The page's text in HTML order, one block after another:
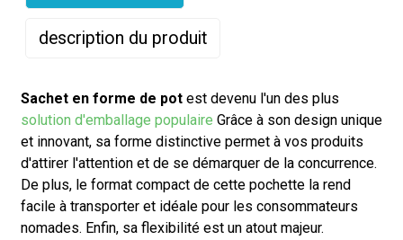
description du produit
Sachet en forme de potest devenu l'un des plus
solution d'emballage populaire Grâce à son design unique
et innovant, sa forme distinctive permet à vos produits
d'attirer l'attention et de se démarquer de la concurrence.
De plus, le format compact de cette pochette la rend
facile à transporter et idéale pour les consommateurs
nomades. Enfin, sa flexibilité est un atout majeur.